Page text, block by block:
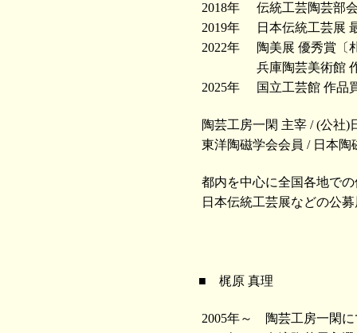
2018年
伝統工芸陶芸部
2019年
日本伝統工芸展
2022年
陶美展 優秀賞〔
兵庫陶芸美術館
2025年
国立工芸館 作品
陶芸工房一閑 主宰 / (公社)
東洋陶磁学会会員 / 日本陶
都内を中心に全国各地で
日本伝統工芸展などの公
■ 梶原 真理
2005年～
陶芸工房一閑